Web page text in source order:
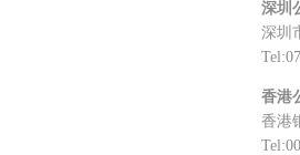
深圳
深圳
香港
香港